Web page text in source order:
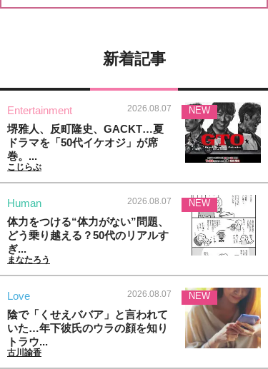
新着記事
Entertainment 2026.08.07
堺雅人、反町隆史、GACKT…夏
ドラマを「50代イケオジ」が席
巻。...
こじらぶ
NEW
Human 2026.08.07
体力をつける“体力がない”問題、
どう乗り越える？50代のリアルす
ぎ...
まなたろう
NEW
Love 2026.08.07
陰で「くせえババア」と言われて
いた…年下彼氏のウラの顔を知り
トラウ...
古川諭香
NEW